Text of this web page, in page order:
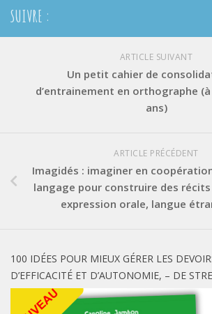
SUIVRE :
ARTICLE SUIVANT
Un petit cahier de
d’entrainement en orthographe
ans)
ARTICLE PRÉCÉDENT
Imagidés : imaginer en
langage pour construire des
expression orale, langue
100 IDÉES POUR MIEUX GÉRER LES
D’EFFICACITÉ ET D’AUTONOMIE, – DE